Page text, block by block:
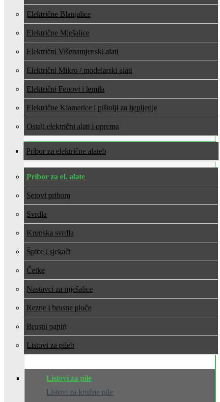
Električne Blanjalice
Električne Mješalice
Električni Višenamjenski alati
Električni Mikro / modelarski alati
Električni Fenovi i lemila
Električne Klamerice i pištolji za ljepljenje
Ostali električni alati i oprema
Pribor za električne alate
Pribor za el. alate
Setovi pribora
Svrdla
Krunska svrdla
Špice i sjekači
Četke
Nastavci za mješalice
Rezne i brusne ploče
Brusni papiri
Listovi za pile
Listovi za pile
Listovi za kružne pile